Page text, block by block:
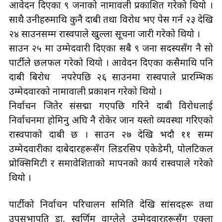
आवेदन दिएका ९ जनाको नामावली प्रकाशित गरेको थियो ।
साथै उनीहरुमाथि कुनै दाबी तथा विरोध भए पेस गर्न २३ देखि
२४ साउनसम्म रास्वपाले खुल्ला सूचना जारी गरेको थियो ।
साउन २५ मा उम्मेदवारी दिएका सबै ९ जना सदस्यसँग नै सो
पार्टीले छलफल गरेको थियो । आवेदन दिएका कसैमाथि पनि
दाबी बिरोध नपरेपछि २६ साउनमा रास्वपाले प्रारम्भिक
उम्मेदवारको नामावाली प्रकाशन गरेको थियो ।
निर्वाचन जितेर संसद्मा गएपछि गरिने दाबी विरोधलाई
निर्वाचनमा होमिनु अघि नै रोकेर जान यस्तो व्यवस्था गरिएको
रास्वपाको दाबी छ । साउन २७ देखि भदौ ११ सम्म
उम्मेदवारीका दाबेदारहरूसँग लिडरसिप एकेडेमी, पोलटिकल
प्रोक्सिमिटी र समावेशिताको मापनको कार्य रास्वपाले गरेको
थियो ।
पार्टीको निर्वाचन परिचालन समिति देखि सांसदहरू तथा